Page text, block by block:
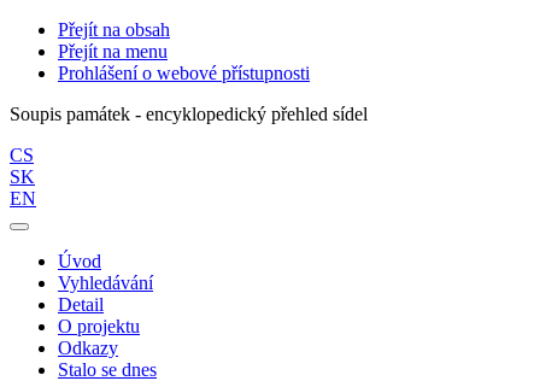
Přejít na obsah
Přejít na menu
Prohlášení o webové přístupnosti
Soupis památek - encyklopedický přehled sídel
CS
SK
EN
Úvod
Vyhledávání
Detail
O projektu
Odkazy
Stalo se dnes